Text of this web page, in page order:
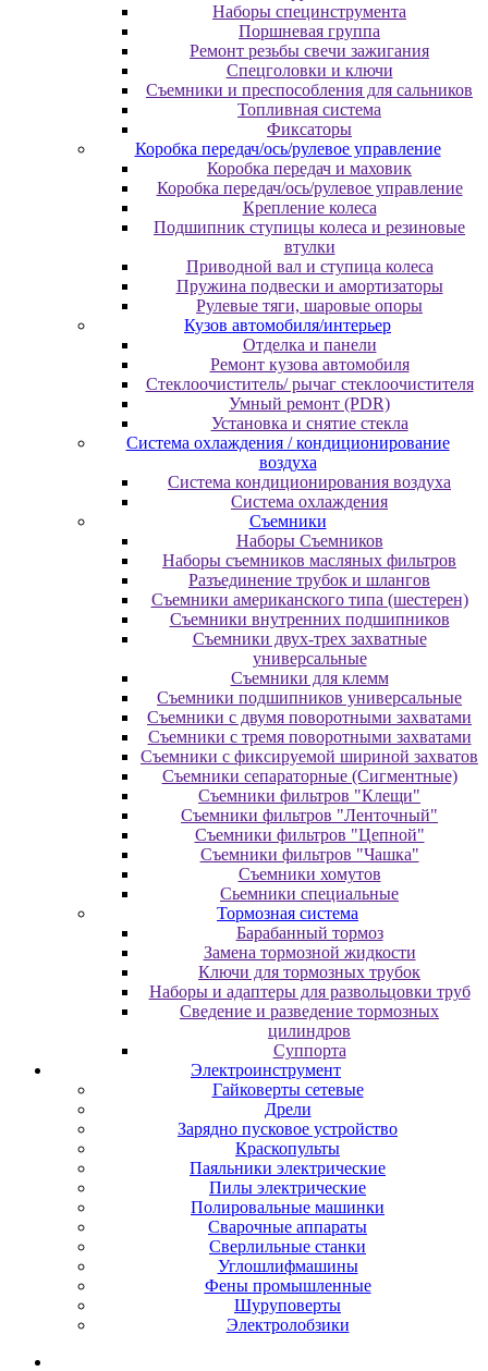
Наборы специнструмента
Поршневая группа
Ремонт резьбы свечи зажигания
Спецголовки и ключи
Съемники и преспособления для сальников
Топливная система
Фиксаторы
Коробка передач/ось/рулевое управление
Коробка передач и маховик
Коробка передач/ось/рулевое управление
Крепление колеса
Подшипник ступицы колеса и резиновые
втулки
Приводной вал и ступица колеса
Пружина подвески и амортизаторы
Рулевые тяги, шаровые опоры
Кузов автомобиля/интерьер
Отделка и панели
Ремонт кузова автомобиля
Стеклоочиститель/ рычаг стеклоочистителя
Умный ремонт (PDR)
Установка и снятие стекла
Система охлаждения / кондиционирование
воздуха
Система кондиционирования воздуха
Система охлаждения
Съемники
Наборы Съемников
Наборы съемников масляных фильтров
Разъединение трубок и шлангов
Съемники американского типа (шестерен)
Съемники внутренних подшипников
Съемники двух-трех захватные
универсальные
Съемники для клемм
Съемники подшипников универсальные
Съемники с двумя поворотными захватами
Съемники с тремя поворотными захватами
Съемники с фиксируемой шириной захватов
Съемники сепараторные (Сигментные)
Съемники фильтров "Клещи"
Съемники фильтров "Ленточный"
Съемники фильтров "Цепной"
Съемники фильтров "Чашка"
Съемники хомутов
Сьемники специальные
Тормозная система
Барабанный тормоз
Замена тормозной жидкости
Ключи для тормозных трубок
Наборы и адаптеры для развольцовки труб
Сведение и разведение тормозных
цилиндров
Суппорта
Электроинструмент
Гайковерты сетевые
Дрели
Зарядно пусковое устройство
Краскопульты
Паяльники электрические
Пилы электрические
Полировальные машинки
Сварочные аппараты
Сверлильные станки
Углошлифмашины
Фены промышленные
Шуруповерты
Электролобзики